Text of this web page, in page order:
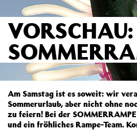
VORSCHAU:
Am Samstag ist es soweit: wir
Sommerurlaub, aber nicht ohne
zu feiern! Bei der
und ein fröhliches Rampe-Team.